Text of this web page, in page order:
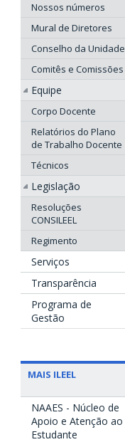
Nossos números
Mural de Diretores
Conselho da Unidade
Comitês e Comissões
Equipe
Corpo Docente
Relatórios do Plano
de Trabalho Docente
Técnicos
Legislação
Resoluções
CONSILEEL
Regimento
Serviços
Transparência
Programa de
Gestão
MAIS ILEEL
NAAES - Núcleo de
Apoio e Atenção ao
Estudante